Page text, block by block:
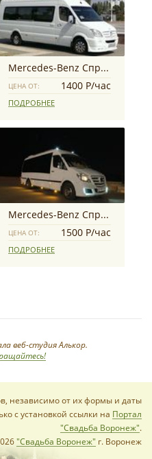
Mercedes-Benz Спринтер 21 место
ЦЕНА ОТ: 1400 Р/час
ПОДРОБНЕЕ
Mercedes-Benz Cпринтер
ЦЕНА ОТ: 1500 Р/час
ПОДРОБНЕЕ
веб-студия Алькор.
независимо от их формы и даты
с установкой ссылки на Портал
"Свадьба Воронеж".
"Свадьба Воронеж" г. Воронеж